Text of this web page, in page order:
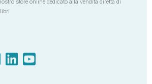
store online dedicato alla vendita diretta di